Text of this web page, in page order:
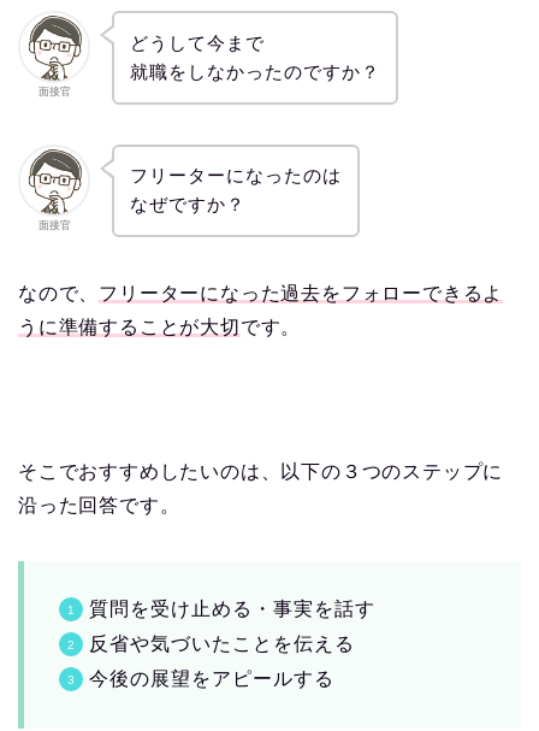
面接官
どうして今まで
就職をしなかったのですか？
面接官
フリーターになったのは
なぜですか？
なので、 フリーターになった過去をフォローできるよ
うに準備することが大切です。
そこでおすすめしたいのは、以下の３つのステップに
沿った回答です。
質問を受け止める・事実を話す
反省や気づいたことを伝える
今後の展望をアピールする